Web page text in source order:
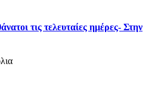
τις τελευταίες ημέρες- Στην